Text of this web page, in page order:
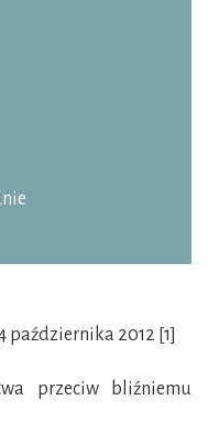
października 2012 [1]
przeciw bliźniemu